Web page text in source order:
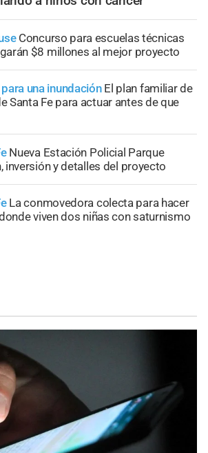
Concurso para escuelas técnicas
$8 millones al mejor proyecto
una inundación El plan familiar de
Santa Fe para actuar antes de que
Nueva Estación Policial Parque
inversión y detalles del proyecto
La conmovedora colecta para hacer
viven dos niñas con saturnismo